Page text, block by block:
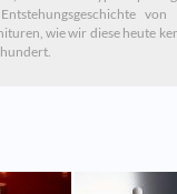
von
wie wir diese heute